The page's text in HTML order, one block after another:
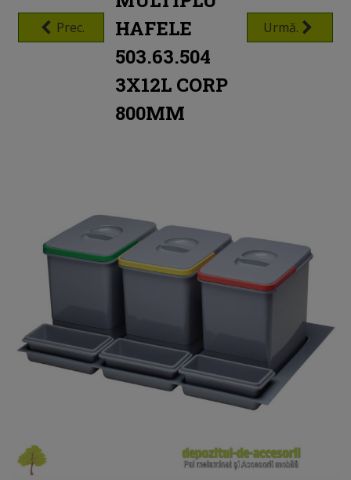
Prec.
HAFELE
503.63.504
3X12L CORP
800MM
Urmă.